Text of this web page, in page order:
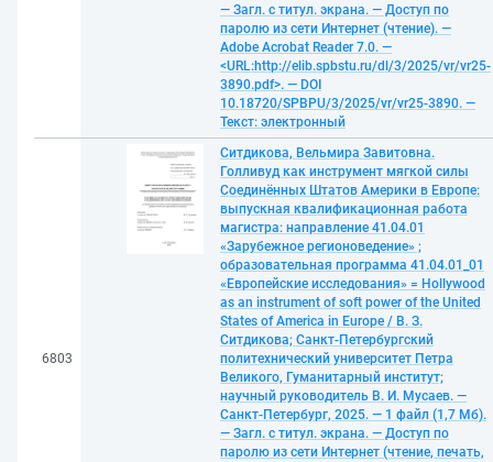
— Загл. с титул. экрана. — Доступ по
паролю из сети Интернет (чтение). —
Adobe Acrobat Reader 7.0. —
<URL:http://elib.spbstu.ru/dl/3/2025/vr/vr25-
3890.pdf>. — DOI
10.18720/SPBPU/3/2025/vr/vr25-3890. —
Текст: электронный
6803
Ситдикова, Вельмира Завитовна.
Голливуд как инструмент мягкой силы
Соединённых Штатов Америки в Европе:
выпускная квалификационная работа
магистра: направление 41.04.01
«Зарубежное регионоведение» ;
образовательная программа 41.04.01_01
«Европейские исследования» = Hollywood
as an instrument of soft power of the United
States of America in Europe / В. З.
Ситдикова; Санкт-Петербургский
политехнический университет Петра
Великого, Гуманитарный институт;
научный руководитель В. И. Мусаев. —
Санкт-Петербург, 2025. — 1 файл (1,7 Мб).
— Загл. с титул. экрана. — Доступ по
паролю из сети Интернет (чтение, печать,